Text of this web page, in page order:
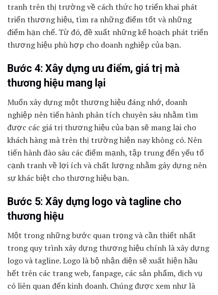
tranh trên thị trường về cách thức họ triển khai phát
triển thương hiệu, tìm ra những điểm tốt và những
điểm hạn chế. Từ đó, đề xuất những kế hoạch phát triển
thương hiệu phù hợp cho doanh nghiệp của bạn.
Bước 4: Xây dựng ưu điểm, giá trị mà
thương hiệu mang lại
Muốn xây dựng một thương hiệu đáng nhớ, doanh
nghiệp nên tiến hành phân tích chuyên sâu nhằm tìm
được các giá trị thương hiệu của bạn sẽ mang lại cho
khách hàng mà trên thị trường hiện nay không có. Nên
tiến hành đào sâu các điểm mạnh, tập trung đến yếu tố
cạnh tranh về lợi ích và chất lượng nhằm gây dựng nên
sự khác biệt cho thương hiệu bạn.
Bước 5: Xây dựng logo và tagline cho
thương hiệu
Một trong những bước quan trọng và cần thiết nhất
trong quy trình xây dựng thương hiệu chính là xây dựng
logo và tagline. Logo là bộ nhận diện sẽ xuất hiện hầu
hết trên các trang web, fanpage, các sản phẩm, dịch vụ
có liên quan đến kinh doanh. Chúng được xem như là